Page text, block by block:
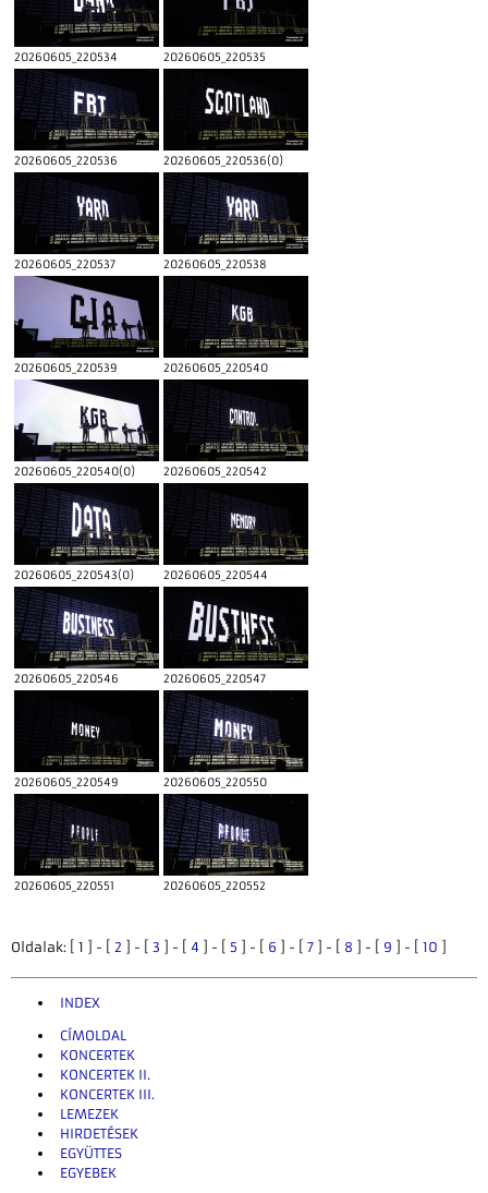
20260605_220534 20260605_220535
20260605_220536 20260605_220536(0)
20260605_220537 20260605_220538
20260605_220539 20260605_220540
20260605_220540(0) 20260605_220542
20260605_220543(0) 20260605_220544
20260605_220546 20260605_220547
20260605_220549 20260605_220550
20260605_220551 20260605_220552
Oldalak: [ 1 ] - [ 2 ] - [ 3 ] - [ 4 ] - [ 5 ] - [ 6 ] - [ 7 ] - [ 8 ] - [ 9 ] - [ 10
INDEX
CÍMOLDAL
KONCERTEK
KONCERTEK II.
KONCERTEK III.
LEMEZEK
HIRDETÉSEK
EGYÜTTES
EGYEBEK